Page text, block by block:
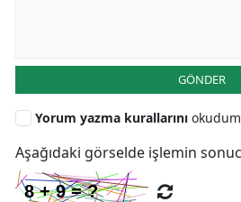
GÖNDER
Yorum yazma kurallarını
Aşağıdaki görselde işlemin